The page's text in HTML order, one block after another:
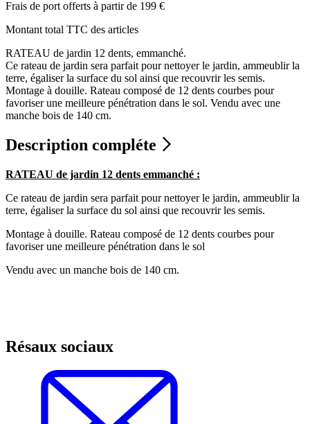
Frais de port offerts à partir de 199 €
Montant total TTC des articles
RATEAU de jardin 12 dents, emmanché.
Ce rateau de jardin sera parfait pour nettoyer le jardin, ammeublir la
terre, égaliser la surface du sol ainsi que recouvrir les semis.
Montage à douille. Rateau composé de 12 dents courbes pour
favoriser une meilleure pénétration dans le sol. Vendu avec une
manche bois de 140 cm.
Description compléte
RATEAU de jardin 12 dents emmanché :
Ce rateau de jardin sera parfait pour nettoyer le jardin, ammeublir la
terre, égaliser la surface du sol ainsi que recouvrir les semis.
Montage à douille. Rateau composé de 12 dents courbes pour
favoriser une meilleure pénétration dans le sol
Vendu avec un manche bois de 140 cm.
Résaux sociaux